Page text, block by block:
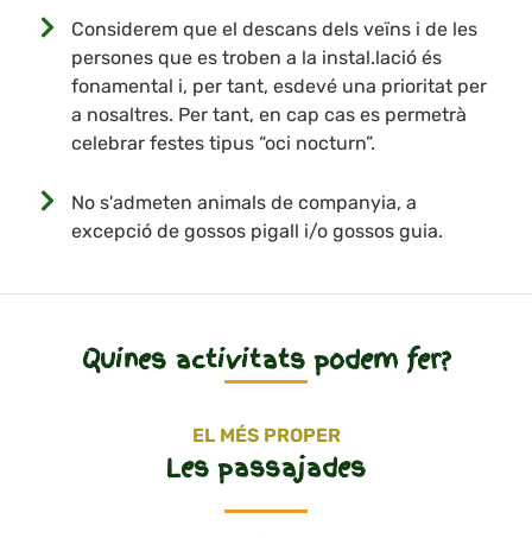
Considerem que el descans dels veïns i de les
persones que es troben a la instal.lació és
fonamental i, per tant, esdevé una prioritat per
a nosaltres. Per tant, en cap cas es permetrà
celebrar festes tipus “oci nocturn”.
No s'admeten animals de companyia, a
excepció de gossos pigall i/o gossos guia.
Quines activitats podem fer?
EL MÉS PROPER
Les passajades